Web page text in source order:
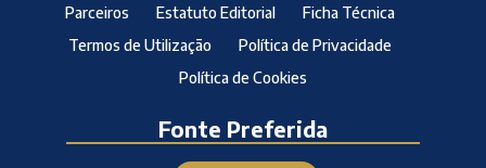
Parceiros Estatuto Editorial
Ficha Técnica
Termos de Utilização
Política de Privacidade
Política de Cookies
Fonte Preferida